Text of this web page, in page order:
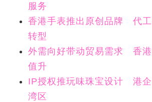
服务
香港手表推出原创品牌 代
转型
外需向好带动贸易需求 香
值升
IP授权推玩味珠宝设计 港
湾区